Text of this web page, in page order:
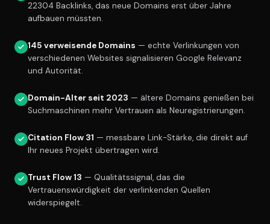
22304 Backlinks, das neue Domains erst über Jahre
aufbauen müssten.
145 verweisende Domains — echte Verlinkungen von
verschiedenen Websites signalisieren Google Relevanz
und Autorität.
Domain-Alter seit 2023 — ältere Domains genießen bei
Suchmaschinen mehr Vertrauen als Neuregistrierungen.
Citation Flow 31 — messbare Link-Stärke, die direkt auf
Ihr neues Projekt übertragen wird.
Trust Flow 13 — Qualitätssignal, das die
Vertrauenswürdigkeit der verlinkenden Quellen
widerspiegelt.